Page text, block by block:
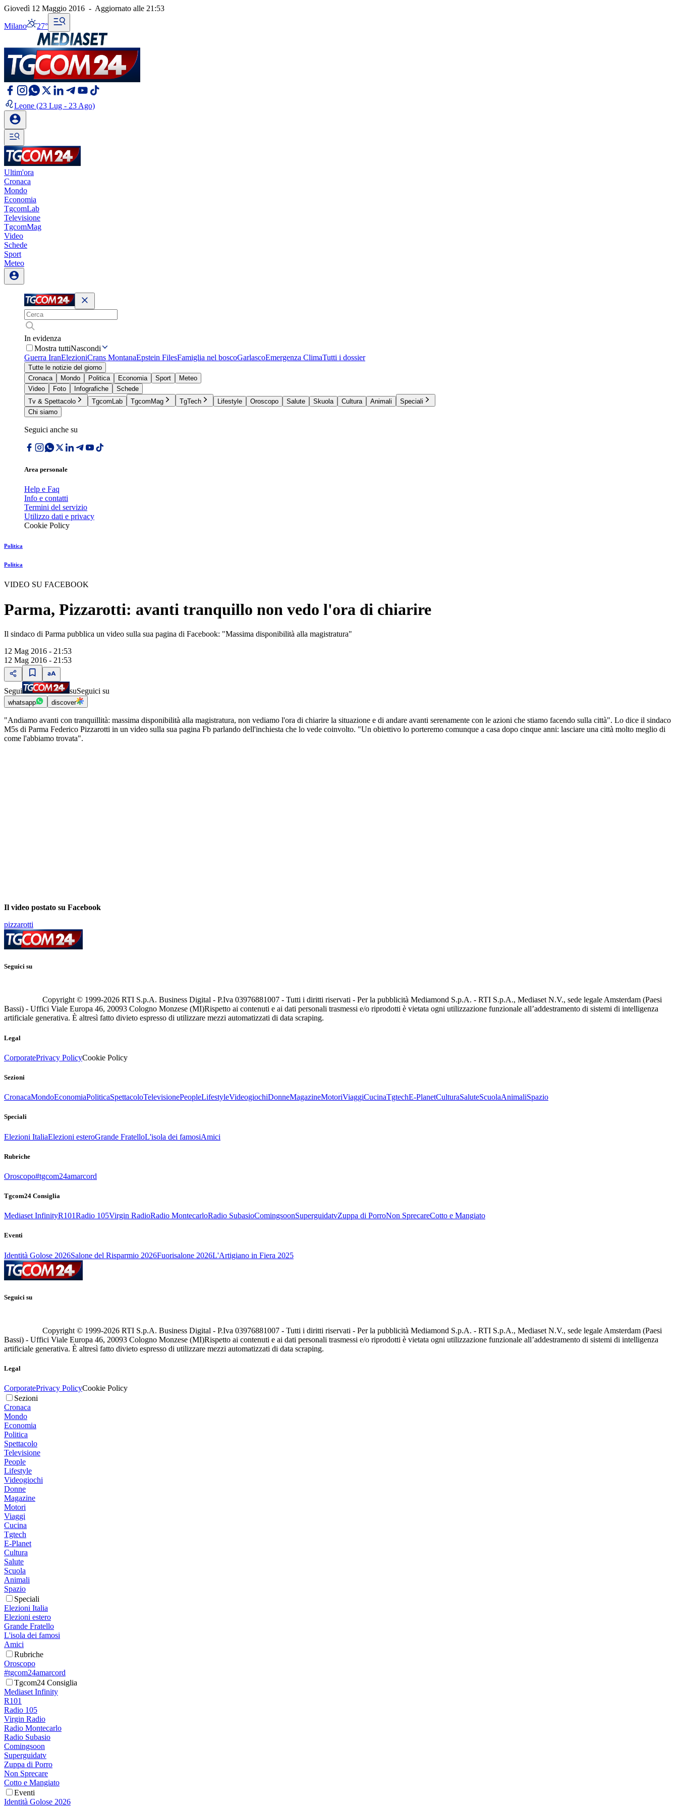
Giovedì 12 Maggio 2016 - Aggiornato alle 21:53
Milano 27°
Leone (23 Lug - 23 Ago)
Ultim'ora
Cronaca
Mondo
Economia
TgcomLab
Televisione
TgcomMag
Video
Schede
Sport
Meteo
In evidenza
Mostra tuttiNascondi
Guerra IranElezioniCrans MontanaEpstein FilesFamiglia nel boscoGarlascoEmergenza ClimaTutti i dossier
Tutte le notizie del giorno
Cronaca
Mondo Politica Economia Sport
Meteo
Video
Foto Infografiche
Schede
Tv & Spettacolo
TgcomLab TgcomMag TgTech Lifestyle Oroscopo Salute Skuola Cultura Animali
Speciali
Chi siamo
Seguici anche su
Area personale
Help e Faq
Info e contatti
Termini del servizio
Utilizzo dati e privacy
Cookie Policy
Politica
Politica
VIDEO SU FACEBOOK
Parma, Pizzarotti: avanti tranquillo non vedo l'ora di chiarire
Il sindaco di Parma pubblica un video sulla sua pagina di Facebook: "Massima disponibilità alla magistratura"
12 Mag 2016 - 21:53
12 Mag 2016 - 21:53
Segui suSeguici su
whatsapp discover
"Andiamo avanti con tranquillità: massima disponibilità alla magistratura, non vediamo l'ora di chiarire la situazione e di andare avanti serenamente con le azioni che stiamo facendo sulla città". Lo dice il sindaco
M5s di Parma Federico Pizzarotti in un video sulla sua pagina Fb parlando dell'inchiesta che lo vede coinvolto. "Un obiettivo lo porteremo comunque a casa dopo cinque anni: lasciare una città molto meglio di
come l'abbiamo trovata".
Il video postato su Facebook
pizzarotti
Seguici su
Copyright © 1999-2026 RTI S.p.A. Business Digital - P.Iva 03976881007 - Tutti i diritti riservati - Per la pubblicità Mediamond S.p.A. - RTI S.p.A., Mediaset N.V., sede legale Amsterdam (Paesi
Bassi) - Uffici Viale Europa 46, 20093 Cologno Monzese (MI)Rispetto ai contenuti e ai dati personali trasmessi e/o riprodotti è vietata ogni utilizzazione funzionale all’addestramento di sistemi di intelligenza
artificiale generativa. È altresì fatto divieto espresso di utilizzare mezzi automatizzati di data scraping.
Legal
CorporatePrivacy PolicyCookie Policy
Sezioni
CronacaMondoEconomiaPoliticaSpettacoloTelevisionePeopleLifestyleVideogiochiDonneMagazineMotoriViaggiCucinaTgtechE-PlanetCulturaSaluteScuolaAnimaliSpazio
Speciali
Elezioni ItaliaElezioni esteroGrande FratelloL'isola dei famosiAmici
Rubriche
Oroscopo#tgcom24amarcord
Tgcom24 Consiglia
Mediaset InfinityR101Radio 105Virgin RadioRadio MontecarloRadio SubasioComingsoonSuperguidatvZuppa di PorroNon SprecareCotto e Mangiato
Eventi
Identità Golose 2026Salone del Risparmio 2026Fuorisalone 2026L'Artigiano in Fiera 2025
Seguici su
Copyright © 1999-2026 RTI S.p.A. Business Digital - P.Iva 03976881007 - Tutti i diritti riservati - Per la pubblicità Mediamond S.p.A. - RTI S.p.A., Mediaset N.V., sede legale Amsterdam (Paesi
Bassi) - Uffici Viale Europa 46, 20093 Cologno Monzese (MI)Rispetto ai contenuti e ai dati personali trasmessi e/o riprodotti è vietata ogni utilizzazione funzionale all’addestramento di sistemi di intelligenza
artificiale generativa. È altresì fatto divieto espresso di utilizzare mezzi automatizzati di data scraping.
Legal
CorporatePrivacy PolicyCookie Policy
Sezioni
Cronaca
Mondo
Economia
Politica
Spettacolo
Televisione
People
Lifestyle
Videogiochi
Donne
Magazine
Motori
Viaggi
Cucina
Tgtech
E-Planet
Cultura
Salute
Scuola
Animali
Spazio
Speciali
Elezioni Italia
Elezioni estero
Grande Fratello
L'isola dei famosi
Amici
Rubriche
Oroscopo
#tgcom24amarcord
Tgcom24 Consiglia
Mediaset Infinity
R101
Radio 105
Virgin Radio
Radio Montecarlo
Radio Subasio
Comingsoon
Superguidatv
Zuppa di Porro
Non Sprecare
Cotto e Mangiato
Eventi
Identità Golose 2026